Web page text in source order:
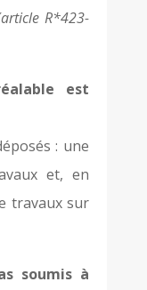
R*423-
est
: une
et, en
travaux sur
soumis à